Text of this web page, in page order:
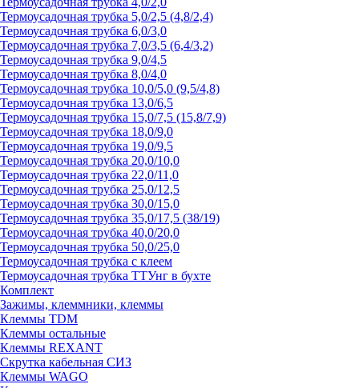
Термоусадочная трубка 5,0/2,5 (4,8/2,4)
Термоусадочная трубка 6,0/3,0
Термоусадочная трубка 7,0/3,5 (6,4/3,2)
Термоусадочная трубка 9,0/4,5
Термоусадочная трубка 8,0/4,0
Термоусадочная трубка 10,0/5,0 (9,5/4,8)
Термоусадочная трубка 13,0/6,5
Термоусадочная трубка 15,0/7,5 (15,8/7,9)
Термоусадочная трубка 18,0/9,0
Термоусадочная трубка 19,0/9,5
Термоусадочная трубка 20,0/10,0
Термоусадочная трубка 22,0/11,0
Термоусадочная трубка 25,0/12,5
Термоусадочная трубка 30,0/15,0
Термоусадочная трубка 35,0/17,5 (38/19)
Термоусадочная трубка 40,0/20,0
Термоусадочная трубка 50,0/25,0
Термоусадочная трубка с клеем
Термоусадочная трубка ТТУнг в бухте
Комплект
Зажимы, клеммники, клеммы
Клеммы TDM
Клеммы остальные
Клеммы REXANT
Скрутка кабельная СИЗ
Клеммы WAGO